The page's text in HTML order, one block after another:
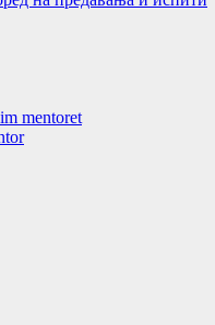
mentoret